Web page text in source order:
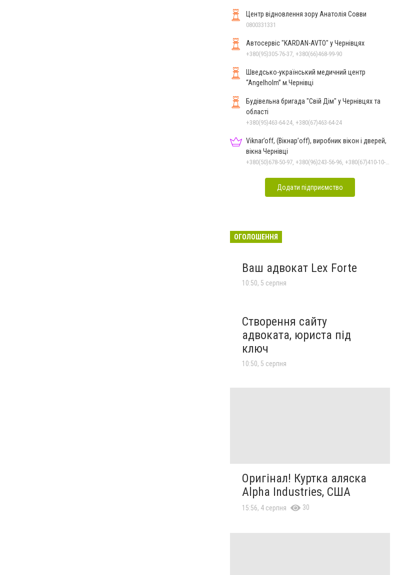
Центр відновлення зору Анатолія Совви
0800331331
Автосервіс "KARDAN-AVTO" у Чернівцях
+380(95)305-76-37, +380(66)468-99-90
Шведсько-український медичний центр
“Angelholm” м.Чернівці
Будівельна бригада "Свій Дім" у Чернівцях та
області
+380(95)463-64-24, +380(67)463-64-24
Viknar’off, (Вікнар’off), виробник вікон і дверей,
вікна Чернівці
Додати підприємство
ОГОЛОШЕННЯ
Ваш адвокат Lex Forte
10:50, 5 серпня
Створення сайту
адвоката, юриста під
ключ
10:50, 5 серпня
Оригінал! Куртка аляска
Alpha Industries, США
15:56, 4 серпня 30